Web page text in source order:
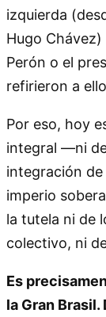
izquierda
Hugo
Perón o el
refirieron a
Por eso, hoy
integral —ni
integración de
imperio
la tutela ni de
colectivo, ni
Es
la Gran